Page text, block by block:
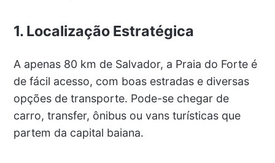
1. Localização Estratégica
A apenas 80 km de Salvador, a Praia do Forte é
de fácil acesso, com boas estradas e diversas
opções de transporte. Pode-se chegar de
carro, transfer, ônibus ou vans turísticas que
partem da capital baiana.